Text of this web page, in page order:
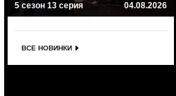
5 сезон 13 серия 04.08.2026
ВСЕ НОВИНКИ